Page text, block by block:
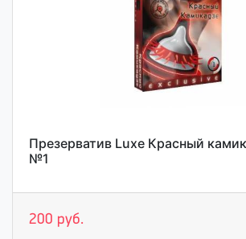
Презерватив Luxe Красный
№1
200 руб.